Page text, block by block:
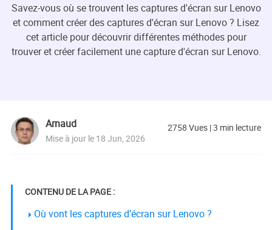
Savez-vous où se trouvent les captures d'écran sur Lenovo
et comment créer des captures d'écran sur Lenovo ? Lisez
cet article pour découvrir différentes méthodes pour
trouver et créer facilement une capture d'écran sur Lenovo.
Arnaud
Mise à jour le 18 Jun, 2026
2758 Vues |3 min lecture
CONTENU DE LA PAGE :
Où vont les captures d’écran sur Lenovo ?